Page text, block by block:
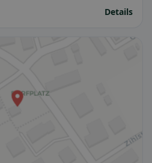
Details